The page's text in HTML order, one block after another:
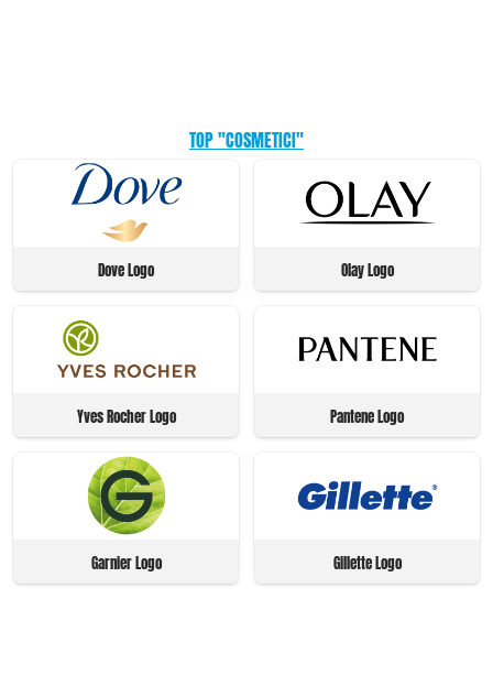
TOP "COSMETICI"
Dove Logo Olay Logo
Yves Rocher Logo Pantene Logo
Garnier Logo Gillette Logo